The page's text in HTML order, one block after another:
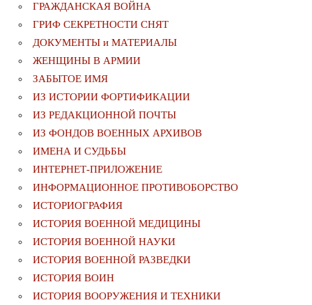
ГРАЖДАНСКАЯ ВОЙНА
ГРИФ СЕКРЕТНОСТИ СНЯТ
ДОКУМЕНТЫ и МАТЕРИАЛЫ
ЖЕНЩИНЫ В АРМИИ
ЗАБЫТОЕ ИМЯ
ИЗ ИСТОРИИ ФОРТИФИКАЦИИ
ИЗ РЕДАКЦИОННОЙ ПОЧТЫ
ИЗ ФОНДОВ ВОЕННЫХ АРХИВОВ
ИМЕНА И СУДЬБЫ
ИНТЕРНЕТ-ПРИЛОЖЕНИЕ
ИНФОРМАЦИОННОЕ ПРОТИВОБОРСТВО
ИСТОРИОГРАФИЯ
ИСТОРИЯ ВОЕННОЙ МЕДИЦИНЫ
ИСТОРИЯ ВОЕННОЙ НАУКИ
ИСТОРИЯ ВОЕННОЙ РАЗВЕДКИ
ИСТОРИЯ ВОИН
ИСТОРИЯ ВООРУЖЕНИЯ И ТЕХНИКИ